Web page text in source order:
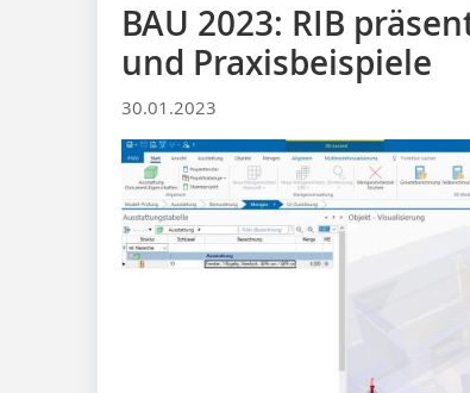
BAU 2023: RIB
und Praxisbeispiele
30.01.2023